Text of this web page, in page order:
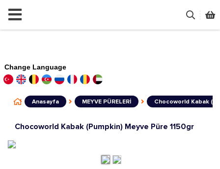
Change Language
Anasayfa MEYVE PÜRELERİ Chocoworld Kabak
Chocoworld Kabak (Pumpkin) Meyve Püre 1150gr